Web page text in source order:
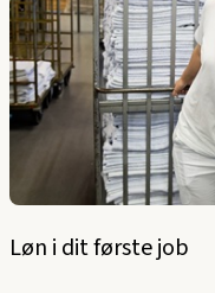
Løn i dit første job